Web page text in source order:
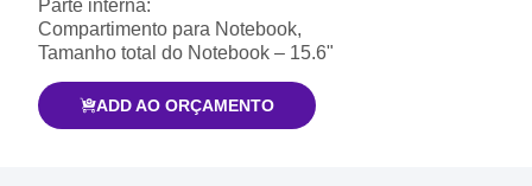
Parte interna:
Compartimento para Notebook,
Tamanho total do Notebook – 15.6"
ADD AO ORÇAMENTO